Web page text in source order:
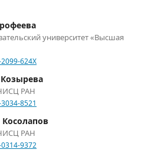
университет «Высшая
624X
РАН
8521
РАН
9372